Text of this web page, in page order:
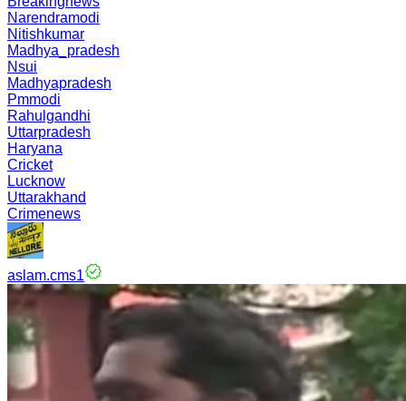
Narendramodi
Nitishkumar
Madhya_pradesh
Nsui
Madhyapradesh
Pmmodi
Rahulgandhi
Uttarpradesh
Haryana
Cricket
Lucknow
Uttarakhand
Crimenews
aslam.cms1